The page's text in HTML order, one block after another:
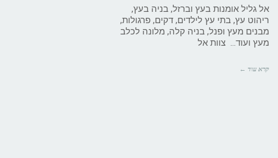
אל גליל אומנות בעץ וברזל, בניה בעץ,
ריהוט עץ, בתי עץ לילדים, דקים, פרגולות,
מבנים מעץ ופנל, בניה קלה, מלונה לכלב
מעץ ועוד… צוות אל
קרא עוד ←